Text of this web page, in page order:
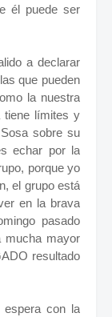
él puede ser
a declarar
que pueden
la nuestra
tiene límites y
sobre su
echar por la
porque yo
el grupo está
en la brava
pasado
mucha mayor
resultado
con la